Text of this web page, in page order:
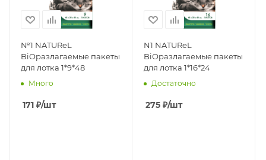
№1 NATUReL
BiOразлагаемые пакеты
для лотка 1*9*48
Много
171 ₽/шт
N1 NATUReL
BiOразлагаемые пакеты
для лотка 1*16*24
Достаточно
275 ₽/шт